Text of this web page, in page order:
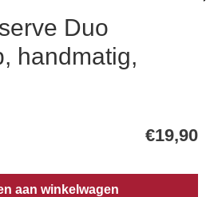
Duo
handmatig,
€19,90
aan winkelwagen